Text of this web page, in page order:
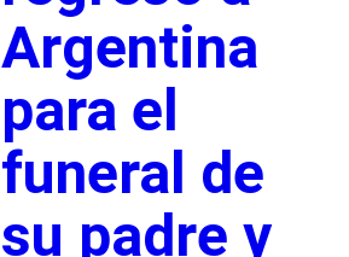
Argentina
para el
funeral de
su padre y